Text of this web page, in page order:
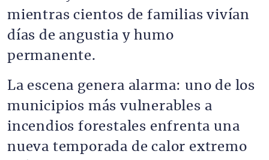
mientras cientos de familias vivían
días de angustia y humo
permanente.
La escena genera alarma: uno de los
municipios más vulnerables a
incendios forestales enfrenta una
nueva temporada de calor extremo